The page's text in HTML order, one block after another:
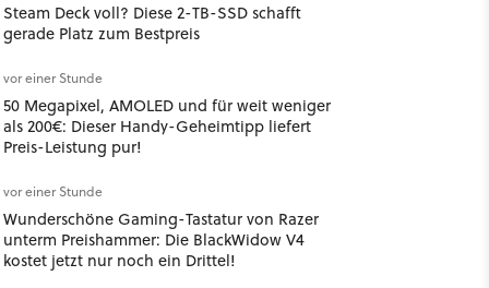
Steam Deck voll? Diese 2-TB-SSD schafft
gerade Platz zum Bestpreis
vor einer Stunde
50 Megapixel, AMOLED und für weit weniger
als 200€: Dieser Handy-Geheimtipp liefert
Preis-Leistung pur!
vor einer Stunde
Wunderschöne Gaming-Tastatur von Razer
unterm Preishammer: Die BlackWidow V4
kostet jetzt nur noch ein Drittel!